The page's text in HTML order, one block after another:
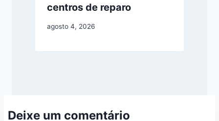
centros de reparo
agosto 4, 2026
Deixe um comentário